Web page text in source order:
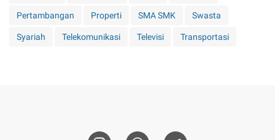
Pertambangan Properti SMA SMK Swasta
Syariah Telekomunikasi Televisi Transportasi